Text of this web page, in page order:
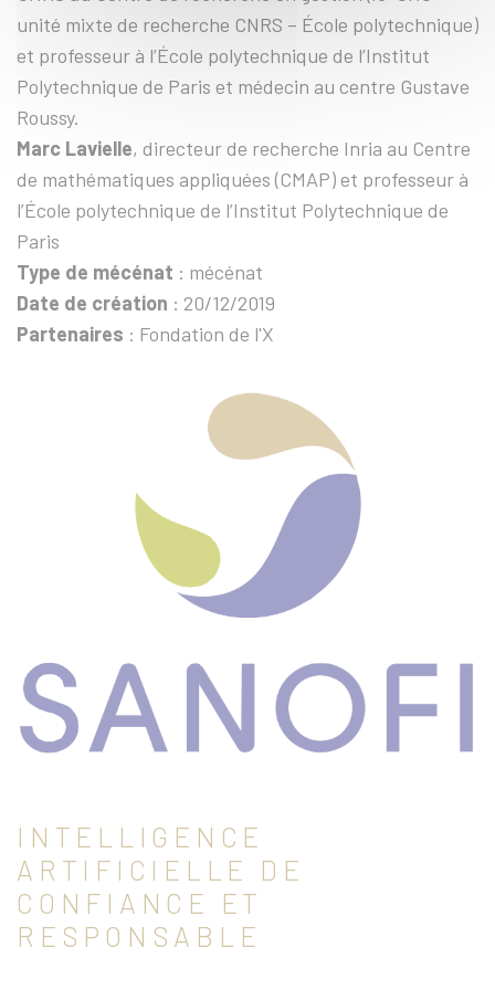
unité mixte de recherche CNRS – École polytechnique)
et professeur à l’École polytechnique de l’Institut
Polytechnique de Paris et médecin au centre Gustave
Roussy.
Marc Lavielle, directeur de recherche Inria au Centre
de mathématiques appliquées (CMAP) et professeur à
l’École polytechnique de l’Institut Polytechnique de
Paris
Type de mécénat : mécénat
Date de création : 20/12/2019
Partenaires : Fondation de l'X
INTELLIGENCE
ARTIFICIELLE DE
CONFIANCE ET
RESPONSABLE